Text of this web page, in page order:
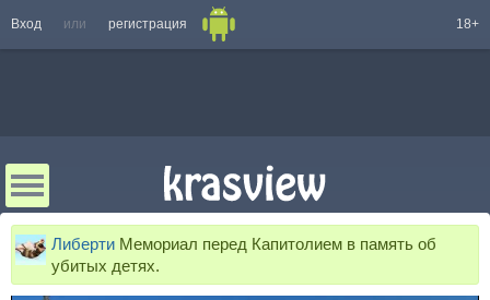
Вход или регистрация 18+
Либерти Мемориал перед Капитолием в память об
убитых детях.